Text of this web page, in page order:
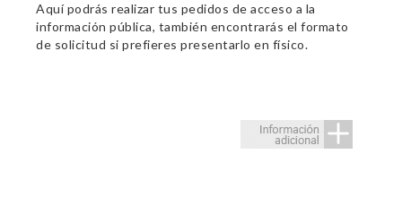
Aquí podrás realizar tus pedidos de acceso a la
información pública, también encontrarás el formato
de solicitud si prefieres presentarlo en físico.